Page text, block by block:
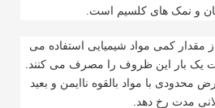
و نمک های کلسیم است.
مقدار کمی مواد شیمیایی استفاده می
یک بار این ظروف را مصرف می کنند.
محدودی با مواد بالقوه ناایمن و بعید
مدت رخ دهد.